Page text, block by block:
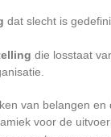
dat slecht is
die losstaat
van belangen
voor de